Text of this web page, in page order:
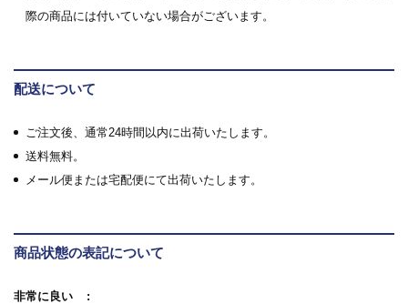
際の商品には付いていない場合がございます。
配送について
ご注文後、通常24時間以内に出荷いたします。
送料無料。
メール便または宅配便にて出荷いたします。
商品状態の表記について
非常に良い